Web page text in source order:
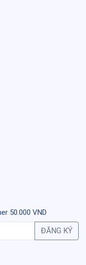
50.000 VND
ĐĂNG KÝ